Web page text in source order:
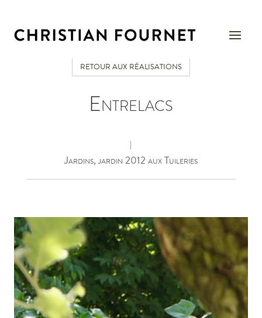
RETOUR AUX RÉALISATIONS
Entrelacs
|
Jardins, jardin 2012 aux Tuileries